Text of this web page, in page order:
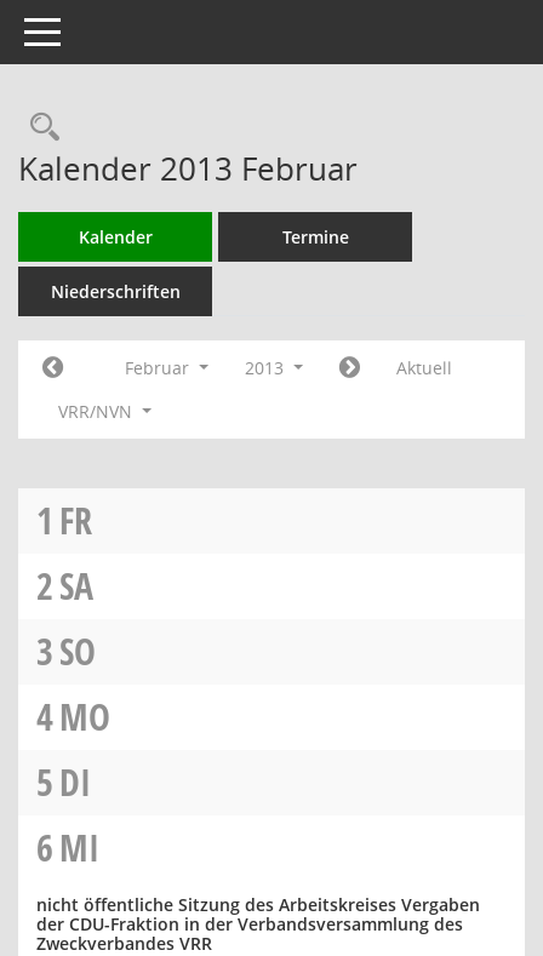
Toggle navigation
Rechercheauswahl
Kalender 2013 Februar
Kalender Termine
Niederschriften
Februar 2013
Aktuell
VRR/NVN
1 FR
2SA
3SO
4MO
5DI
6MI
nicht öffentliche Sitzung des Arbeitskreises Vergaben
der CDU-Fraktion in der Verbandsversammlung des
Zweckverbandes VRR